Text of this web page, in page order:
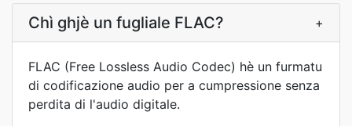
Chì ghjè un fugliale FLAC? +
FLAC (Free Lossless Audio Codec) hè un furmatu
di codificazione audio per a cumpressione senza
perdita di l'audio digitale.